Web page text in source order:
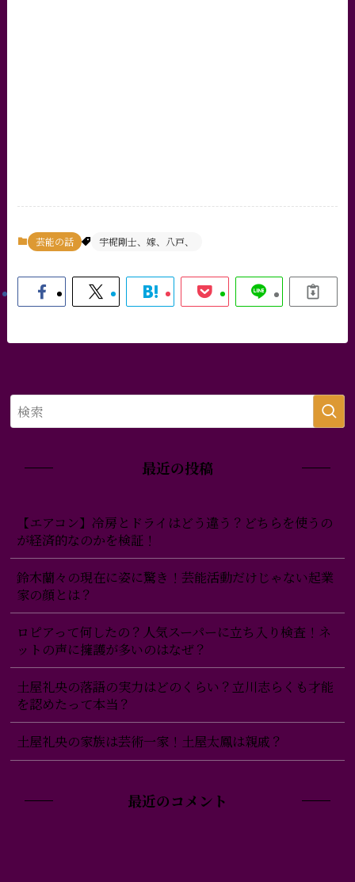
芸能の話 宇梶剛士、嫁、八戸、
最近の投稿
【エアコン】冷房とドライはどう違う？どちらを使うの
が経済的なのかを検証！
鈴木蘭々の現在に姿に驚き！芸能活動だけじゃない起業
家の顔とは？
ロピアって何したの？人気スーパーに立ち入り検査！ネ
ットの声に擁護が多いのはなぜ？
土屋礼央の落語の実力はどのくらい？立川志らくも才能
を認めたって本当？
土屋礼央の家族は芸術一家！土屋太鳳は親戚？
最近のコメント